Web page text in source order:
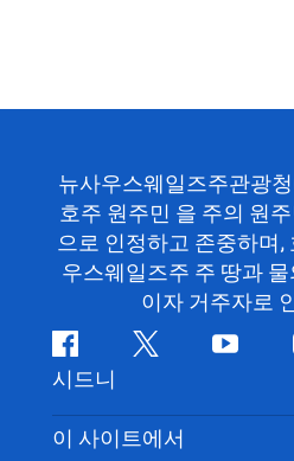
뉴사우스웨일즈주관광
호주 원주민 을 주의 원
으로 인정하고 존중하며,
우스웨일즈주 주 땅과
이자 거주자로
페
이
스
북
지
귀
다
유
브
시드니
문의하기
이 사이트에서